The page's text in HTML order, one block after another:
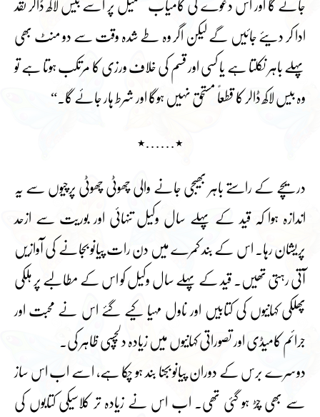
جائے گا اور اس دعوے کی کامیاب تکمیل پر اسے بیس لاکھ ڈالر نقد
ادا کر دیئے جائیں گے لیکن اگر وہ طے شدہ وقت سے دو منٹ بھی
پہلے باہر نکلتا ہے یا کسی اور قسم کی خلاف ورزی کا مرتکب ہوتا ہے تو
وہ بیس لاکھ ڈالر کا قطعاً مستحق نہیں ہوگا اور شرط ہار جائے گا۔“
٭……٭
دریچے کے راستے باہر بھیجی جانے والی چھوٹی چھوٹی پرچیوں سے یہ
اندازہ ہوا کہ قید کے پہلے سال وکیل تنہائی اور بوریت سے ازحد
پریشان رہا۔ اس کے بند کمرے میں دن رات پیانو بجانے کی آوازیں
آتی رہتی تھیں۔ قید کے پہلے سال وکیل کو اس کے مطالبے پر ہلکی
پھلکی کہانیوں کی کتابیں اور ناول مہیا کیے گئے اس نے محبت اور
جرائم کامیڈی اور تصوراتی کہانیوں میں زیادہ دلچسپی ظاہر کی۔
دوسرے برس کے دوران پیانو بجنا بند ہو چکا ہے، اسے اب اس ساز
سے بھی چڑ ہو گئی تھی۔ اب اس نے زیادہ تر کلاسیکی کتابوں کی